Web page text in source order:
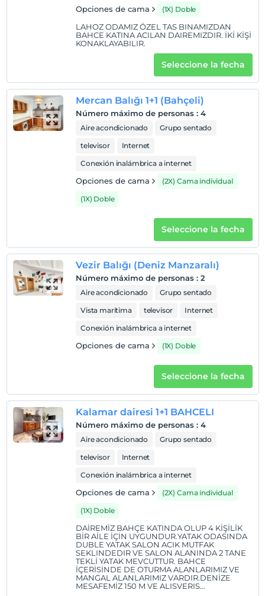
1 niño(s) hasta la edad de 12 por habitación no se cobra
Opciones de cama (1X) Doble
LAHOZ ODAMIZ ÖZEL TAS BINAMIZDAN
BAHCE KATINA ACILAN DAIREMIZDIR. İKİ KİŞİ
KONAKLAYABILIR.
Seleccione la fecha
Mercan Balığı 1+1 (Bahçeli)
Número máximo de personas : 4
Aire acondicionado
Grupo sentado
televisor
Internet
Conexión inalámbrica a internet
Opciones de cama
(2X) Cama individual
(1X) Doble
Seleccione la fecha
Vezir Balığı (Deniz Manzaralı)
Número máximo de personas : 2
Aire acondicionado
Grupo sentado
Vista marítima
televisor
Internet
Conexión inalámbrica a internet
Opciones de cama (1X) Doble
Seleccione la fecha
Kalamar dairesi 1+1 BAHCELI
Número máximo de personas : 4
Aire acondicionado
Grupo sentado
televisor
Internet
Conexión inalámbrica a internet
Opciones de cama
(2X) Cama individual
(1X) Doble
DAİREMİZ BAHÇE KATINDA OLUP 4 KİŞİLİK
BİR AİLE İÇİN UYGUNDUR.YATAK ODASINDA
DUBLE YATAK SALON ACIK MUTFAK
SEKLINDEDIR VE SALON ALANINDA 2 TANE
TEKLİ YATAK MEVCUTTUR. BAHCE
İÇERİSİNDE DE OTURMA ALANLARIMIZ VE
MANGAL ALANLARIMIZ VARDIR.DENİZE
MESAFEMİZ 150 M VE ALISVERIS